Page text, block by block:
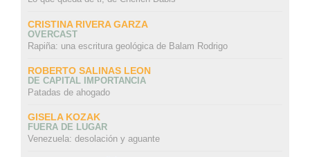
CRISTINA RIVERA GARZA
OVERCAST
Rapiña: una escritura geológica de Balam Rodrigo
ROBERTO SALINAS LEON
DE CAPITAL IMPORTANCIA
Patadas de ahogado
GISELA KOZAK
FUERA DE LUGAR
Venezuela: desolación y aguante